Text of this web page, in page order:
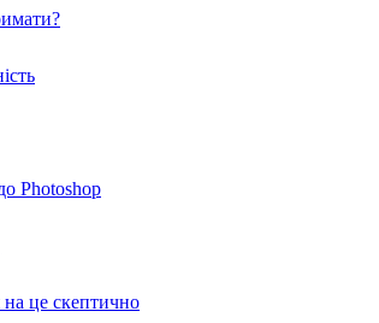
Photoshop
на це скептично